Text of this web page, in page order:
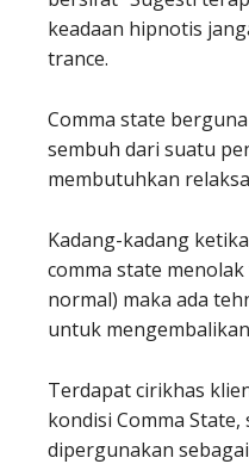
keadaan hipnotis
trance.
Comma state
sembuh dari suatu
membutuhkan
Kadang-kadang
comma state
normal) maka ada
untuk
Terdapat cirikhas
kondisi Comma
dipergunakan